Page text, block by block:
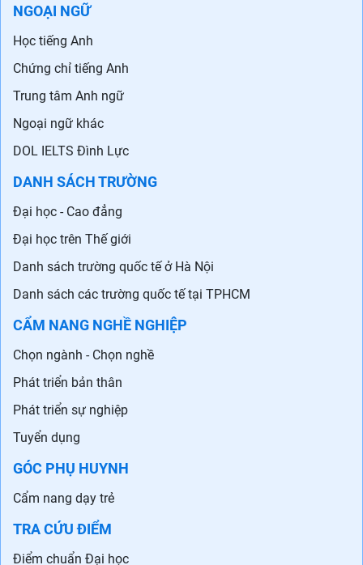
NGOẠI NGỮ
Học tiếng Anh
Chứng chỉ tiếng Anh
Trung tâm Anh ngữ
Ngoại ngữ khác
DOL IELTS Đình Lực
DANH SÁCH TRƯỜNG
Đại học - Cao đẳng
Đại học trên Thế giới
Danh sách trường quốc tế ở Hà Nội
Danh sách các trường quốc tế tại TPHCM
CẨM NANG NGHỀ NGHIỆP
Chọn ngành - Chọn nghề
Phát triển bản thân
Phát triển sự nghiệp
Tuyển dụng
GÓC PHỤ HUYNH
Cẩm nang dạy trẻ
TRA CỨU ĐIỂM
Điểm chuẩn Đại học